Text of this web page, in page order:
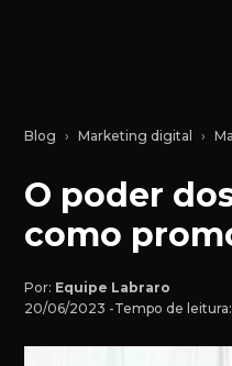
Blog Marketing digital
O poder
como
Por: Equipe Labraro
20/06/2023 -Tempo de